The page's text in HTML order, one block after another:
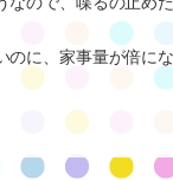
のに、家事量が倍に